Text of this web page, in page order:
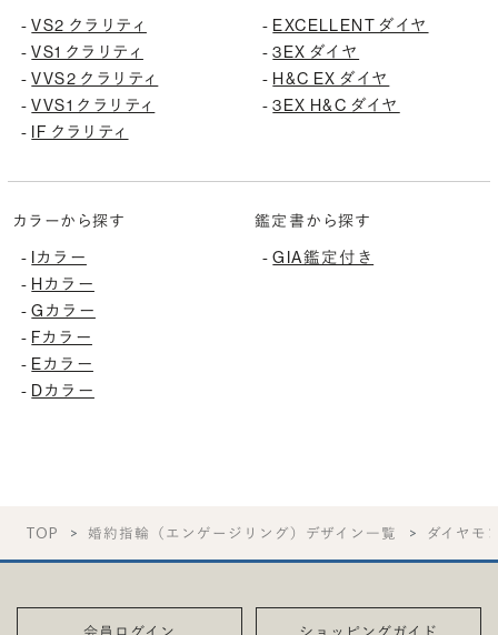
-VS2 クラリティ
-VS1 クラリティ
-VVS2 クラリティ
-VVS1 クラリティ
- IF クラリティ
- EXCELLENT ダイヤ
-3EX ダイヤ
- H&C EX ダイヤ
-3EX H&C ダイヤ
カラーから探す
- Iカラー
- Hカラー
-Gカラー
- Fカラー
- Eカラー
- Dカラー
鑑定書から探す
-GIA鑑定付き
TOP 婚約指輪（エンゲージリング）デザイン一覧 ダイヤモ